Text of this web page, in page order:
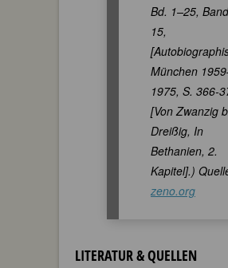
Bd. 1–25, Band
15,
München
1975, S. 366-
[Von Zwanzig
Dreißig, In
Bethanien, 2.
Kapitel].)
zeno.org
LITERATUR & QUELLEN